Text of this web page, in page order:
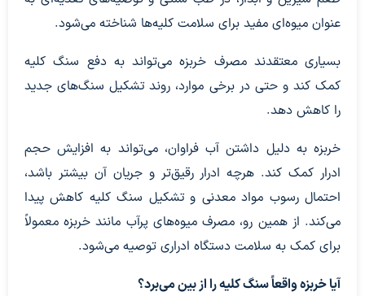
عنوان میوه‌ای مفید برای سلامت کلیه‌ها شناخته می‌شود.
بسیاری معتقدند مصرف خربزه می‌تواند به دفع سنگ کلیه
کمک کند و حتی در برخی موارد، روند تشکیل سنگ‌های جدید
را کاهش دهد.
خربزه به دلیل داشتن آب فراوان، می‌تواند به افزایش حجم
ادرار کمک کند. هرچه ادرار رقیق‌تر و جریان آن بیشتر باشد،
احتمال رسوب مواد معدنی و تشکیل سنگ کلیه کاهش پیدا
می‌کند. از همین رو، مصرف میوه‌های پرآب مانند خربزه معمولاً
برای کمک به سلامت دستگاه ادراری توصیه می‌شود.
آیا خربزه واقعاً سنگ کلیه را از بین می‌برد؟